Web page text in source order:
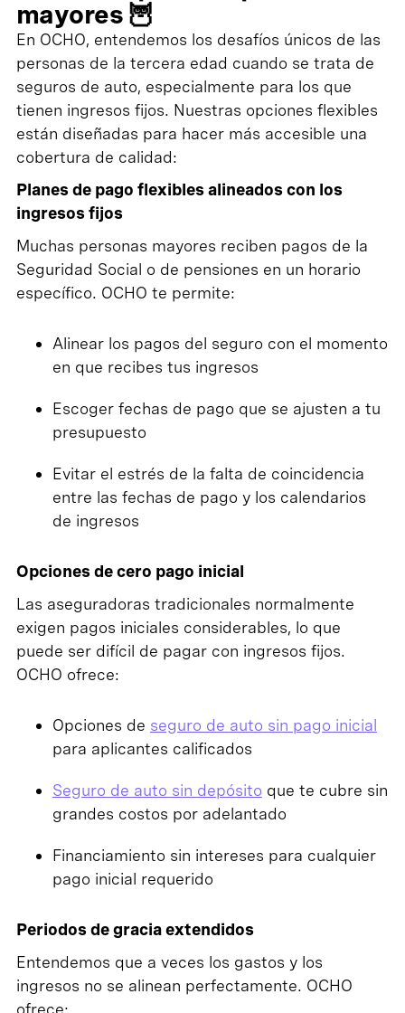
mayores 🦉
En OCHO, entendemos los desafíos únicos de las
personas de la tercera edad cuando se trata de
seguros de auto, especialmente para los que
tienen ingresos fijos. Nuestras opciones flexibles
están diseñadas para hacer más accesible una
cobertura de calidad:
Planes de pago flexibles alineados con los
ingresos fijos
Muchas personas mayores reciben pagos de la
Seguridad Social o de pensiones en un horario
específico. OCHO te permite:
Alinear los pagos del seguro con el momento
en que recibes tus ingresos
Escoger fechas de pago que se ajusten a tu
presupuesto
Evitar el estrés de la falta de coincidencia
entre las fechas de pago y los calendarios
de ingresos
Opciones de cero pago inicial
Las aseguradoras tradicionales normalmente
exigen pagos iniciales considerables, lo que
puede ser difícil de pagar con ingresos fijos.
OCHO ofrece:
Opciones de seguro de auto sin pago inicial
para aplicantes calificados
Seguro de auto sin depósito que te cubre sin
grandes costos por adelantado
Financiamiento sin intereses para cualquier
pago inicial requerido
Periodos de gracia extendidos
Entendemos que a veces los gastos y los
ingresos no se alinean perfectamente. OCHO
ofrece: